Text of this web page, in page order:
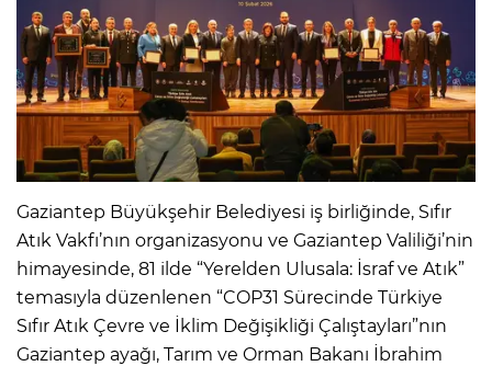
Gaziantep Büyükşehir Belediyesi iş birliğinde, Sıfır
Atık Vakfı’nın organizasyonu ve Gaziantep Valiliği’nin
himayesinde, 81 ilde “Yerelden Ulusala: İsraf ve Atık”
temasıyla düzenlenen “COP31 Sürecinde Türkiye
Sıfır Atık Çevre ve İklim Değişikliği Çalıştayları”nın
Gaziantep ayağı, Tarım ve Orman Bakanı İbrahim